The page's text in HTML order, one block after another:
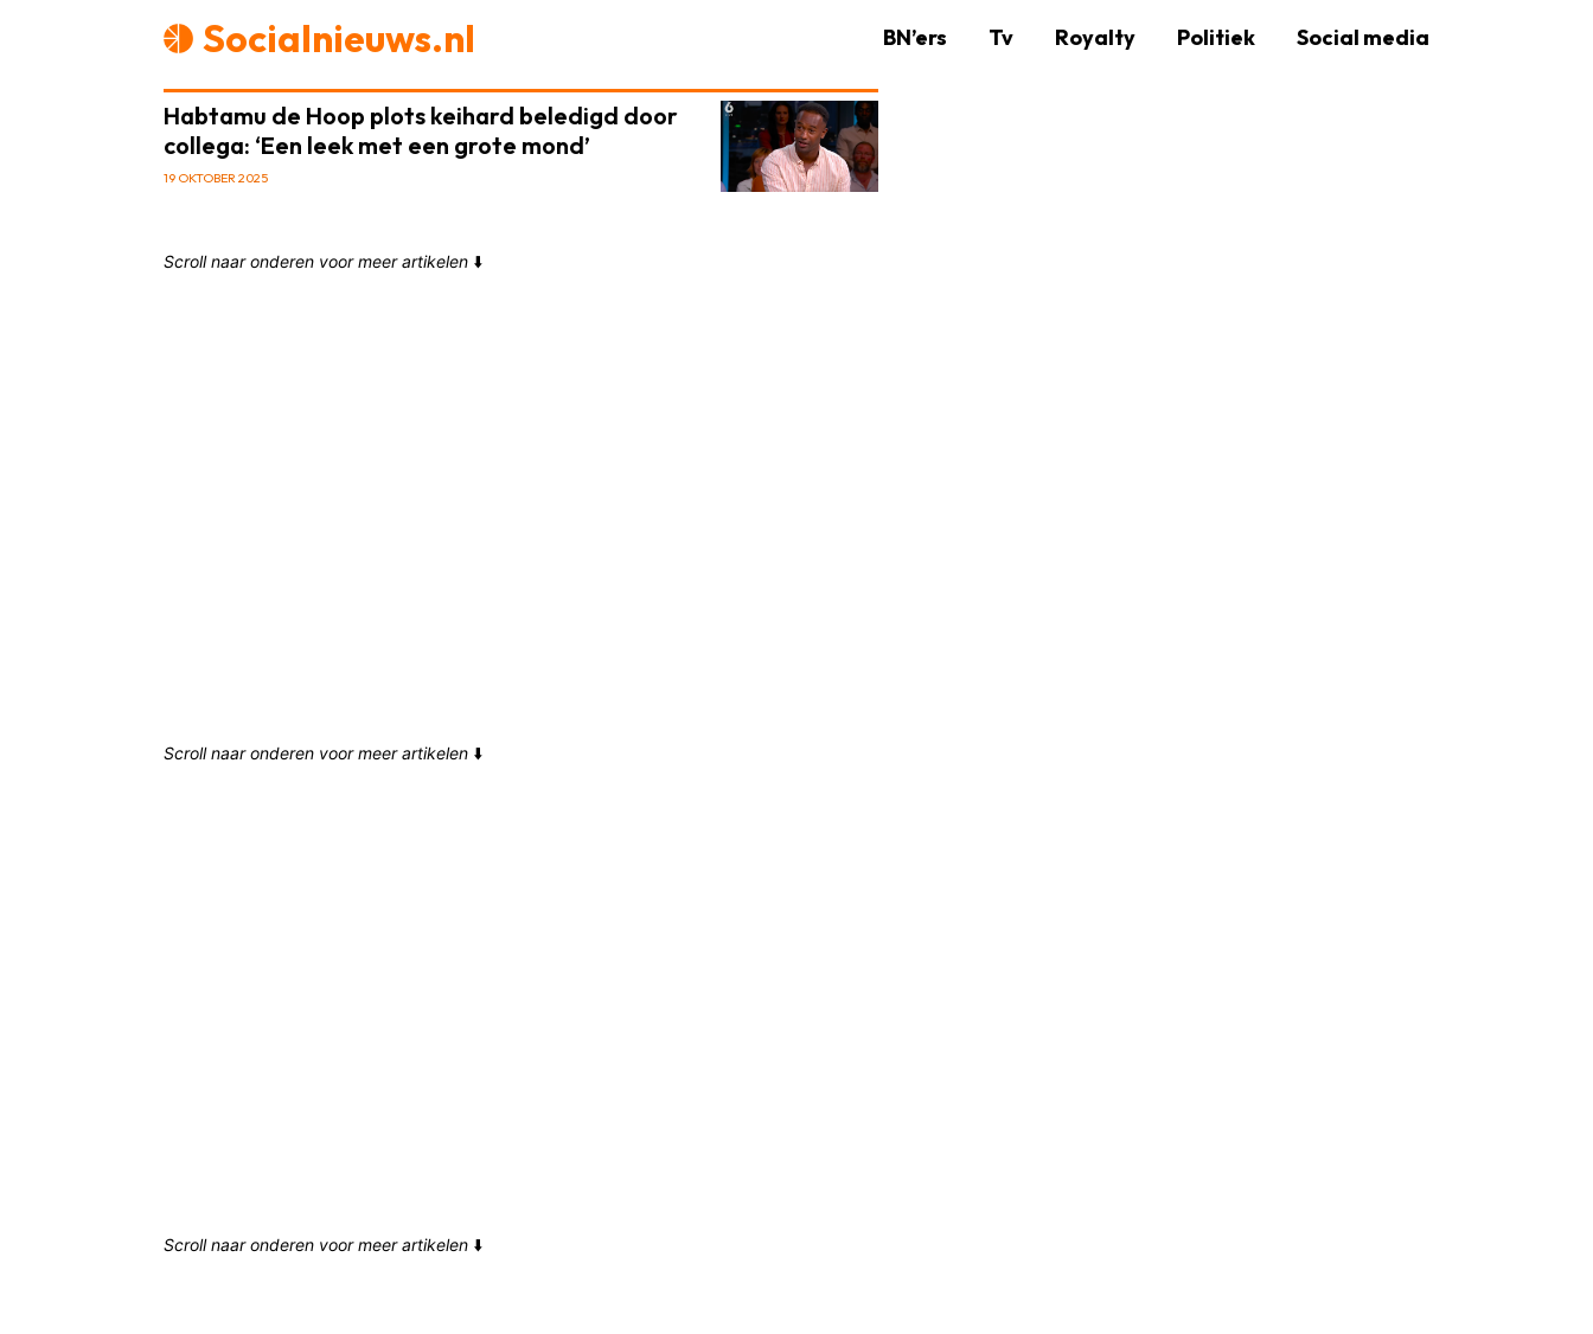
Socialnieuws.nl BN’ers Tv Royalty Politiek Social media
Habtamu de Hoop plots keihard beledigd door
collega: ‘Een leek met een grote mond’
19 OKTOBER 2025
Scroll naar onderen voor meer artikelen ⬇️
Scroll naar onderen voor meer artikelen ⬇️
Scroll naar onderen voor meer artikelen ⬇️